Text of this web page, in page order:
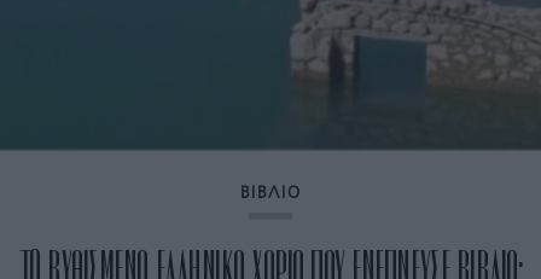
ΒΙΒΛΙΟ